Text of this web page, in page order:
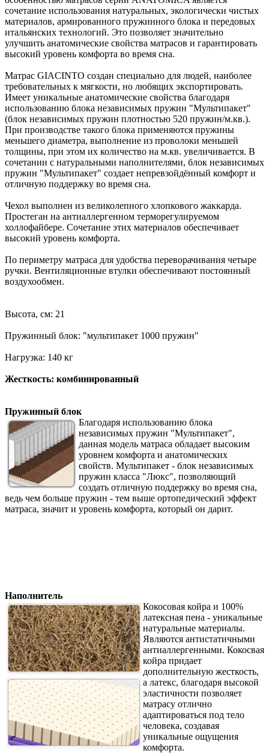
сочетание использования натуральных, экологически чистых
материалов, армированного пружинного блока и передовых
итальянских технологий. Это позволяет значительно
улучшить анатомические свойства матрасов и гарантировать
высокий уровень комфорта во время сна.
Матрас GIACINTO создан специально для людей, наиболее
требовательных к мягкости, но любящих экспортировать.
Имеет уникальные анатомические свойства благодаря
использованию блока независимых пружин "Мультипакет"
(блок независимых пружин плотностью 520 пружин/м.кв.).
При производстве такого блока применяются пружины
меньшего диаметра, выполнение из проволоки меньшей
толщины, при этом их количество на м.кв. увеличивается. В
сочетании с натуральными наполнителями, блок независимых
пружин "Мультипакет" создает непревзойдённый комфорт и
отличную поддержку во время сна.
Чехол выполнен из великолепного хлопкового жаккарда.
Простеган на антиаллергенном терморегулируемом
холлофайбере. Сочетание этих материалов обеспечивает
высокий уровень комфорта.
По периметру матраса для удобства переворачивания четыре
ручки. Вентиляционные втулки обеспечивают постоянный
воздухообмен.
Высота, см: 21
Пружинный блок: "мультипакет 1000 пружин"
Нагрузка: 140 кг
Жесткость: комбинированный
Пружинный блок
Благодаря использованию блока
независимых пружин "Мультипакет",
данная модель матраса обладает высоким
уровнем комфорта и анатомических
свойств. Мультипакет - блок независимых
пружин класса "Люкс", позволяющий
создать отличную поддержку во время сна,
ведь чем больше пружин - тем выше ортопедический эффект
матраса, значит и уровень комфорта, который он дарит.
Наполнитель
Кокосовая койра и 100%
латексная пена - уникальные
натуральные материалы.
Являются антистатичными
антиаллергенными. Кокосвая
койра придает
дополнительную жесткость,
а латекс, благодаря высокой
эластичности позволяет
матрасу отлично
адаптироваться под тело
человека, создавая
уникальные ощущения
комфорта.